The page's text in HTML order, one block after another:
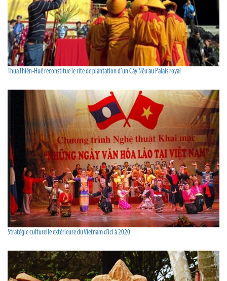
Thua Thiên-Huê reconstitue le rite de plantation d’un Cây Nêu au Palais royal
Stratégie culturelle extérieure du Vietnam d’ici à 2020